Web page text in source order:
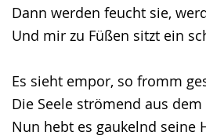
Dann werden feucht sie,
Und mir zu Füßen sitzt ein
Es sieht empor, so fromm
Die Seele strömend aus dem
Nun hebt es gaukelnd seine